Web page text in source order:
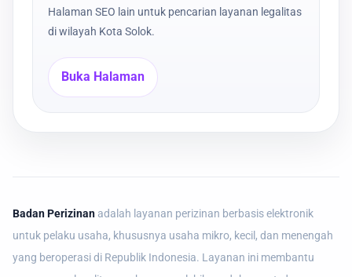
Halaman SEO lain untuk pencarian layanan legalitas
di wilayah Kota Solok.
Buka Halaman
Badan Perizinan adalah layanan perizinan berbasis elektronik
untuk pelaku usaha, khususnya usaha mikro, kecil, dan menengah
yang beroperasi di Republik Indonesia. Layanan ini membantu